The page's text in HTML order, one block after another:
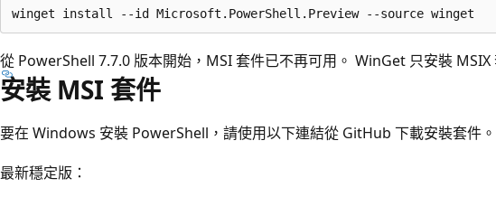
從 PowerShell 7.7.0 版本開始，MSI 套件已不再可用。 WinGet 只安裝 MSIX
安裝 MSI 套件
要在 Windows 安裝 PowerShell，請使用以下連結從 GitHub 下載安裝套件。
最新穩定版：